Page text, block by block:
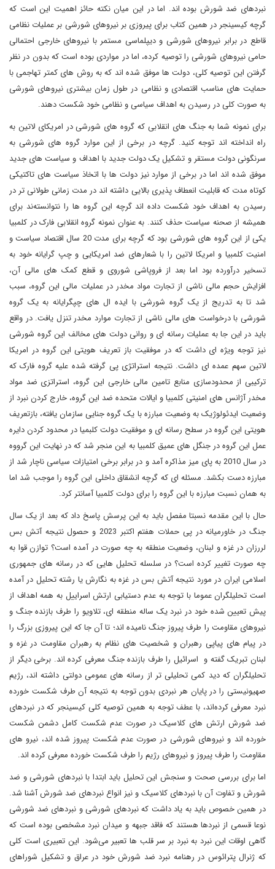
نبردهای ضد شورش بوده اند. اما در این میان نکته حائز اهمیت این است که
گرچه کیسینجر در همین کتاب برای پیروزی بر نیروهای شورشی بر عملیات نظامی
قاطع در برابر نیروهای شورشی و دیپلماسی مستمر با نیروهای خارجی احتمالی
حامی نیروهای شورشی را توصیه کرده، اما در مواردی بوده است که بدون در نظر
گرفتن این توصیه کلی، دولت ها موفق شده اند که به روش های کمتر تهاجمی با
حمایت های مناسب اقتصادی و نظامی در طول زمان بیشتری نیروهای شورشی
به صورت کلی در رسیدن به اهداف سیاسی و نظامی خود شکست دهند.
برای نمونه شما به جنگ های انقلابی که گروه های شورشی در امریکای لاتین به
راه انداخته اند توجه کنید. گرچه در برخی از این موارد گروه های شورشی به
سرنگونی دولت مستقر و تشکیل یک دولت جدید با اهداف و سیاست های جدید
موفق شده اند اما در برخی از موارد نیز دولت ها با اتخاذ سیاست های تاکتیکی
کوتاه مدت که قابلیت انعطاف پذیری بالایی داشته اند در مدت زمانی طولانی تر در
رسیدن به اهداف خود شکست داده اند گرچه این گروه ها را نتوانسته‌ند برای
همیشه از صحنه سیاست حذف کنند. به عنوان نمونه گروه انقلابی فارک در کلمبیا
یکی از این گروه های شورشی بود که گرچه برای مدت 20 سال اقتصاد سیاست و
امنیت کلمبیا و امریکا لاتین را با شعارهای ضد امریکایی و چپ گرایانه خود به
تسخیر درآورده بود اما بعد از فروپاشی شوروی و قطع کمک های مالی آن،
افزایش حجم مالی ناشی از تجارت مواد مخدر در عملیات مالی این گروه، سبب
شد تا به تدریج از یک گروه شورشی با ایده ال های چپگرایانه به یک گروه
شورشی با درخواست های مالی ناشی از تجارت موارد مخدر تنزل یافت. در واقع
باید در این جا به عملیات رسانه ای و روانی دولت های مخالف این گروه شورشی
نیز توجه ویژه ای داشت که در موفقیت باز تعریف هویتی این گروه در امریکا
لاتین سهم عمده ای داشت. نتیجه استراتژی پی گرفته شده علیه گروه فارک که
ترکیبی از محدودسازی منابع تامین مالی خارجی این گروه، استراتزی ضد مواد
مخدر آژانس های امنیتی کلمبیا و ایالات متحده ضد این گروه، خارج کردن نبرد از
وضعیت ایدئولوژیک به وضعیت مبارزه با یک گروه جنایی سازمان یافته، بازتعریف
هویتی این گروه در سطح رسانه ای و موفقیت دولت کلبمیا در محدود کردن دایره
عمل این گروه در جنگل های عمیق کلمبیا به این منجر شد که در نهایت این گرووه
در سال 2010 به پای میز مذاکره آمد و در برابر برخی امتیازات سیاسی ناچار شد از
مبارزه دست بکشد. مسئله ای که گرچه انشقاق داخلی این گروه را موجب شد اما
به همان نسبت مبارزه با این گروه را برای دولت کلمبیا آسانتر کرد.
حال با این مقدمه نسبتا مفصل باید به این پرسش پاسخ داد که بعد از یک سال
جنگ در خاورمیانه در پی حملات هفتم اکتبر 2023 و حصول نتیجه آتش بس
لررزان در غزه و لبنان، وضعیت منطقه به چه صورت در آمده است؟ توازن قوا به
چه صورت تغییر کرده است؟ در سلسله تحلیل هایی که در رسانه های جمهوری
اسلامی ایران در مورد نتیجه آتش بس در غزه به نگارش یا رشته تحلیل در آمده
است تحلیلگران عموما با توجه به عدم دستیابی ارتش اسراییل به همه اهداف از
پیش تعیین شده خود در نبرد یک ساله منطقه ای، تلاویو را طرف بازنده جنگ و
نیروهای مقاومت را طرف پیروز جنگ نامیده اند؛ تا آن جا که این پیروزی بزرگ را
در پیام های پیاپی رهبران و شخصیت های نظام به رهبران مقاومت در غزه و
لبنان تبریک گفته و اسرائیل را طرف بازنده جنگ معرفی کرده اند. برخی دیگر از
تحلیلگران که دید کمی تحلیلی تر از رسانه های عمومی دولتی داشته اند، رژیم
صهیونیستی را در پایان هر نبردی بدون توجه به نتیجه آن طرف شکست خورده
نبرد معرفی کرده‌اند، با عطف توجه به همین توصیه کلی کیسینجر که در نبردهای
ضد شورش ارتش های کلاسیک در صورت عدم شکست کامل دشمن شکست
خورده اند و نیروهای شورشی در صورت عدم شکست پیروز شده اند، نیرو های
مقاومت را طرف پیروز و نیروهای رژیم را طرف شکست خورده معرفی کرده اند.
اما برای بررسی صحت و سنجش این تحلیل باید ابتدا با نبردهای شورشی و ضد
شورش و تفاوت آن با نبردهای کلاسیک و نیز انواع نبردهای ضد شورش آشنا شد.
در همین خصوص باید به یاد داشت که نبردهای شورشی و نبردهای ضد شورشی
نوعا قسمی از نبردها هستند که فاقد جبهه و میدان نبرد مشخصی بوده است که
گاهی اوقات این نبرد به نبرد بر سر قلب ها تعبیر می‌شود. این تعبیری است کلی
که ژنرال پترائوس در رهنامه نبرد ضد شورش خود در عراق و تشکیل شوراهای